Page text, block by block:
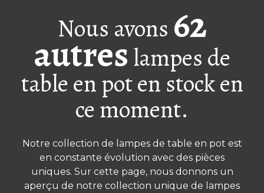
Lampe en pot droite
turquoise/verte
Vieille mat gris lampe de
pot
Nous avons 62
autres lampes de
table en pot en stock en
ce moment.
Notre collection de lampes de table en pot est
en constante évolution avec des pièces
uniques. Sur cette page, nous donnons un
aperçu de notre collection unique de lampes